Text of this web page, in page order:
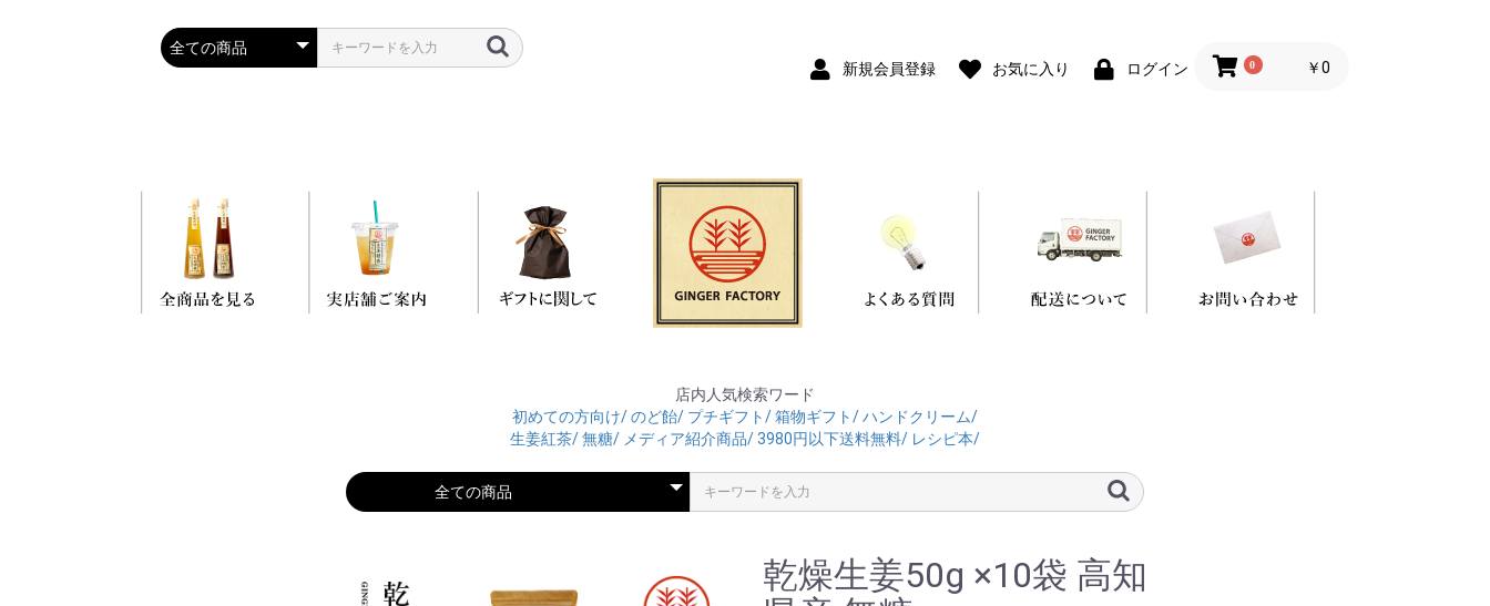
新規会員登録 お気に入り ログイン 0 ￥0
店内人気検索ワード
初めての方向け/のど飴/ プチギフト/箱物ギフト/ハンドクリーム/
生姜紅茶/無糖/ メディア紹介商品/3980円以下送料無料/ レシピ本/
乾燥生姜50g ×10袋 高知